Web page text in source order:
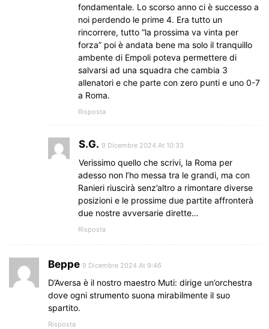
fondamentale. Lo scorso anno ci è successo a
noi perdendo le prime 4. Era tutto un
rincorrere, tutto “la prossima va vinta per
forza” poi è andata bene ma solo il tranquillo
ambente di Empoli poteva permettere di
salvarsi ad una squadra che cambia 3
allenatori e che parte con zero punti e uno 0-7
a Roma.
Risposta
S.G. 9 Dicembre 2024 At 10:33
Verissimo quello che scrivi, la Roma per
adesso non l’ho messa tra le grandi, ma con
Ranieri riuscirà senz’altro a rimontare diverse
posizioni e le prossime due partite affronterà
due nostre avversarie dirette…
Risposta
Beppe 9 Dicembre 2024 At 9:46
D’Aversa è il nostro maestro Muti: dirige un’orchestra
dove ogni strumento suona mirabilmente il suo
spartito.
Risposta